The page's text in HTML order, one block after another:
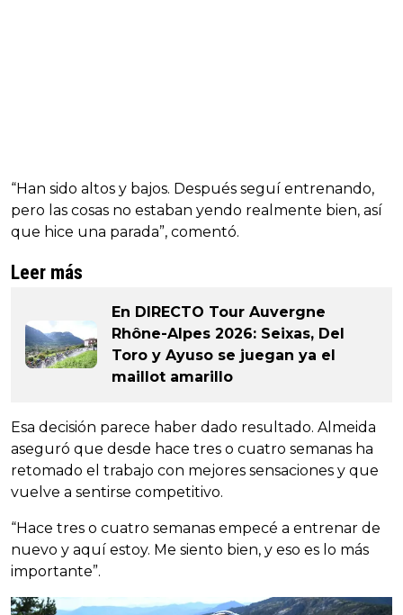
“Han sido altos y bajos. Después seguí entrenando,
pero las cosas no estaban yendo realmente bien, así
que hice una parada”, comentó.
Leer más
En DIRECTO Tour Auvergne
Rhône-Alpes 2026: Seixas, Del
Toro y Ayuso se juegan ya el
maillot amarillo
Esa decisión parece haber dado resultado. Almeida
aseguró que desde hace tres o cuatro semanas ha
retomado el trabajo con mejores sensaciones y que
vuelve a sentirse competitivo.
“Hace tres o cuatro semanas empecé a entrenar de
nuevo y aquí estoy. Me siento bien, y eso es lo más
importante”.